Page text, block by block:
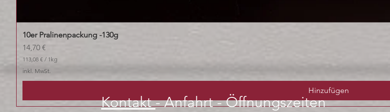
10er Pralinenpackung -130g
Preis
14,70 €
113,08 € / 1kg
1
3
8
inkl. MwSt.
Hinzufügen
Kontakt-Anfahrt-Öffnungszeiten